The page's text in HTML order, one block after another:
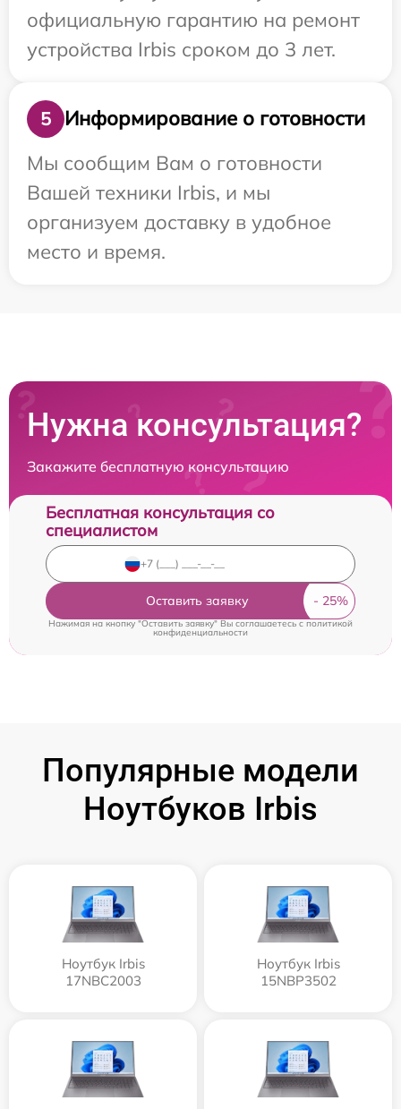
официальную гарантию на ремонт
устройства Irbis сроком до 3 лет.
5
Информирование о готовности
Мы сообщим Вам о готовности
Вашей техники Irbis, и мы
организуем доставку в удобное
место и время.
Нужна консультация?
Закажите бесплатную консультацию
Бесплатная консультация со
специалистом
Оставить заявку
Нажимая на кнопку "Оставить заявку" Вы соглашаетесь cполитикой
конфиденциальности
Популярные модели
Ноутбуков Irbis
Ноутбук Irbis
17NBC2003
Ноутбук Irbis
15NBP3502